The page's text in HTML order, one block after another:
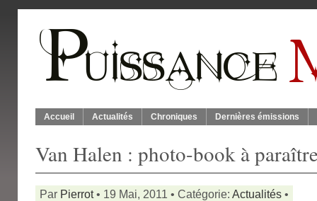
Accueil Actualités Chroniques Dernières émissions
Van Halen : photo-book à
Par Pierrot• 19 Mai, 2011 • Catégorie: Actualités •